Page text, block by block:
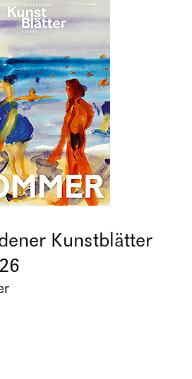
Kunstblätter